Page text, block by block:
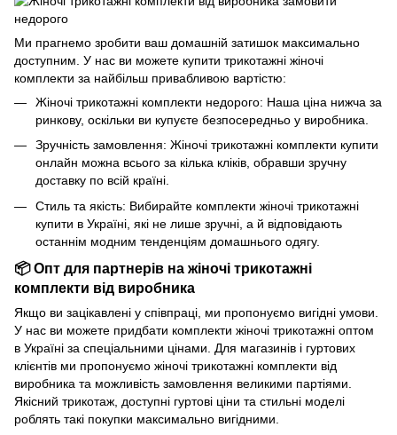
Ми прагнемо зробити ваш домашній затишок максимально
доступним. У нас ви можете купити трикотажні жіночі
комплекти за найбільш привабливою вартістю:
Жіночі трикотажні комплекти недорого: Наша ціна нижча за
ринкову, оскільки ви купуєте безпосередньо у виробника.
Зручність замовлення: Жіночі трикотажні комплекти купити
онлайн можна всього за кілька кліків, обравши зручну
доставку по всій країні.
Стиль та якість: Вибирайте комплекти жіночі трикотажні
купити в Україні, які не лише зручні, а й відповідають
останнім модним тенденціям домашнього одягу.
📦 Опт для партнерів на жіночі трикотажні
комплекти від виробника
Якщо ви зацікавлені у співпраці, ми пропонуємо вигідні умови.
У нас ви можете придбати комплекти жіночі трикотажні оптом
в Україні за спеціальними цінами. Для магазинів і гуртових
клієнтів ми пропонуємо жіночі трикотажні комплекти від
виробника та можливість замовлення великими партіями.
Якісний трикотаж, доступні гуртові ціни та стильні моделі
роблять такі покупки максимально вигідними.